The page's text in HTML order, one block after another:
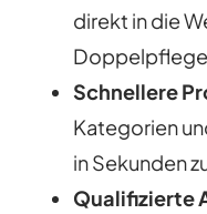
direkt in die
Schnellere
Kategorien
in Sekunden
Qualifizierte